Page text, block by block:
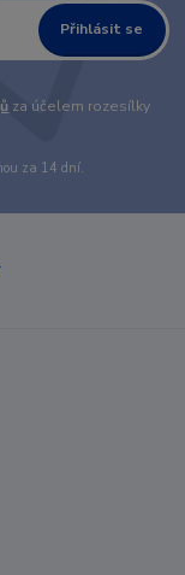
Přihlásit se
za účelem rozesílky
za 14 dní.